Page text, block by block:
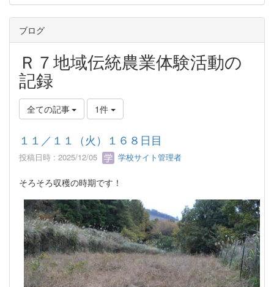
ブログ
Ｒ７地域伝統農業体験活動の
記録
全ての記事 1件
１１／１１（火）１６８日目
投稿日時 : 2025/12/05 学校サイト管理者
そろそろ収穫の時期です！